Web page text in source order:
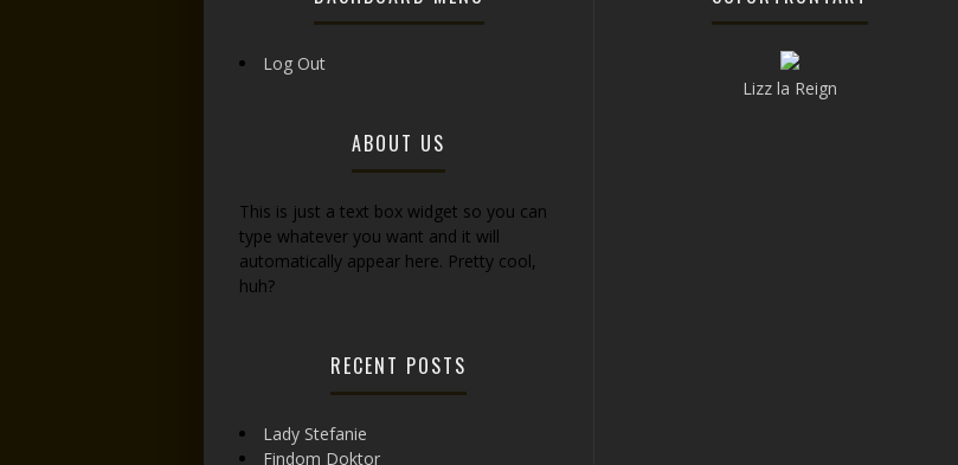
Log Out
ABOUT US
This is just a text box widget so you can
type whatever you want and it will
automatically appear here. Pretty cool,
huh?
RECENT POSTS
Lady Stefanie
Findom Doktor
Lizz la Reign